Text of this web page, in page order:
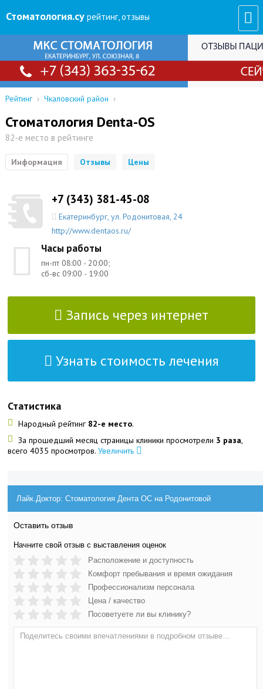
Стоматология.су рейтинг, отзывы
Рейтинг › Чкаловский район ›
Стоматология Denta-OS
82-е место в рейтинге
Информация Отзывы Цены
+7 (343) 381-45-08
Екатеринбург,ул. Родонитовая, 24
http://www.dentaos.ru/
Часы работы
пн-пт 08:00 - 20:00;
сб-вс 09:00 - 19:00
Запись через интернет
Узнать стоимость лечения
Статистика
Народный рейтинг 82-е место.
За прошедший месяц страницы клиники просмотрели 3 раза,
всего 4035 просмотров.Увеличить